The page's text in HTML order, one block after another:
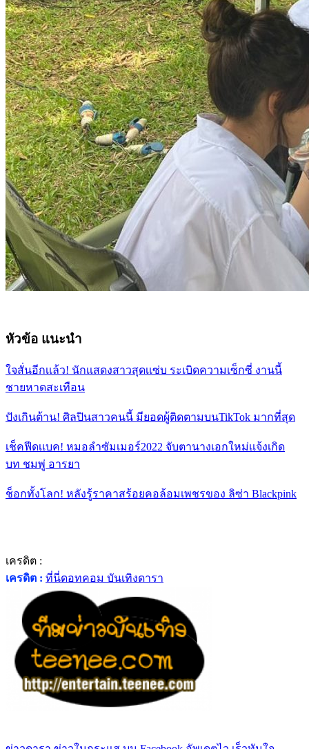
หัวข้อ แนะนำ
ใจสั่นอีกเเล้ว! นักเเสดงสาวสุดเเซ่บ ระเบิดความเซ็กซี่ งานนี้
ชายหาดสะเทือน
ปังเกินต้าน! ศิลปินสาวคนนี้ มียอดผู้ติดตามบนTikTok มากที่สุด
เช็คฟีดเเบค! หมอลำซัมเมอร์2022 จับตานางเอกใหม่เเจ้งเกิด
บท ชมพู่ อารยา
ช็อกทั้งโลก! หลังรู้ราคาสร้อยคอล้อมเพชรของ ลิซ่า Blackpink
เครดิต :
เครดิต : ที่นี่ดอทคอม บันเทิงดารา